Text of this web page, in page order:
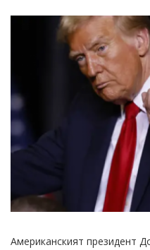
Американският президент